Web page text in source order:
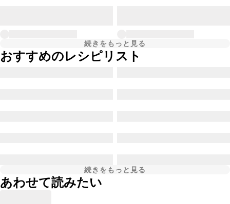
続きをもっと見る
おすすめのレシピリスト
続きをもっと見る
あわせて読みたい